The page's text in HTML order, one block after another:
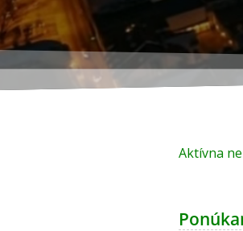
Aktívna